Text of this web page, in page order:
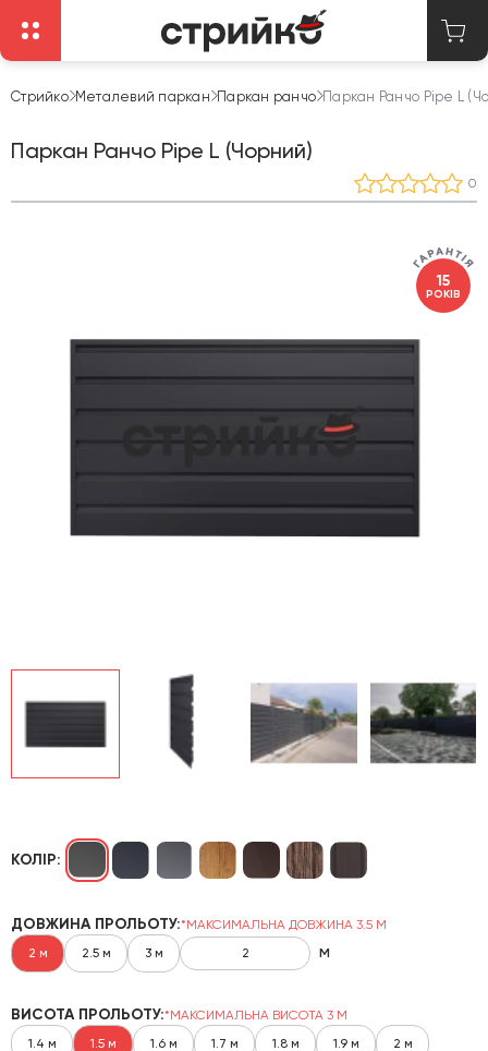
Стрийко Металевий паркан Паркан ранчо Паркан Ранчо Pipe L
Паркан Ранчо Pipe L (Чорний)
0
15
РОКІВ
КОЛІР:
ДОВЖИНА ПРОЛЬОТУ:*МАКСИМАЛЬНА ДОВЖИНА 3.5 М
2 м
2.5 м 3 м м
ВИСОТА ПРОЛЬОТУ:*МАКСИМАЛЬНА ВИСОТА 3 М
1.4 м
1.5 м 1.6 м 1.7 м 1.8 м 1.9 м 2 м